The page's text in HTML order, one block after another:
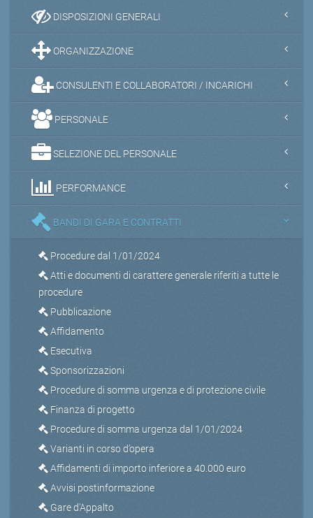
DISPOSIZIONI GENERALI
ORGANIZZAZIONE
CONSULENTI E COLLABORATORI / INCARICHI
PERSONALE
SELEZIONE DEL PERSONALE
PERFORMANCE
BANDI DI GARA E CONTRATTI
Procedure dal 1/01/2024
Atti e documenti di carattere generale riferiti a tutte le
procedure
Pubblicazione
Affidamento
Esecutiva
Sponsorizzazioni
Procedure di somma urgenza e di protezione civile
Finanza di progetto
Procedure di somma urgenza dal 1/01/2024
Varianti in corso d’opera
Affidamenti di importo inferiore a 40.000 euro
Avvisi postinformazione
Gare d'Appalto